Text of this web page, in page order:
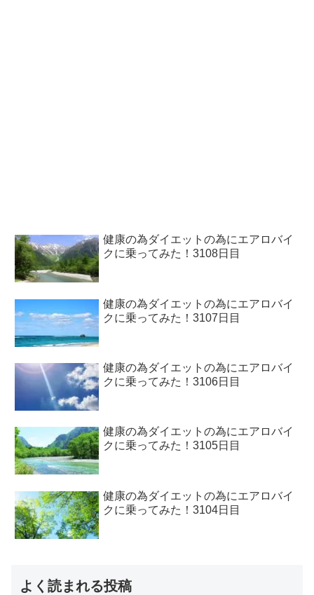
健康の為ダイエットの為にエアロバイ
クに乗ってみた！3108日目
健康の為ダイエットの為にエアロバイ
クに乗ってみた！3107日目
健康の為ダイエットの為にエアロバイ
クに乗ってみた！3106日目
健康の為ダイエットの為にエアロバイ
クに乗ってみた！3105日目
健康の為ダイエットの為にエアロバイ
クに乗ってみた！3104日目
よく読まれる投稿